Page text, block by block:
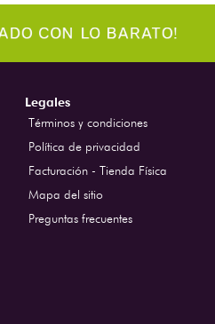
Legales
Términos y condiciones
Política de privacidad
Facturación - Tienda Física
Mapa del sitio
Preguntas frecuentes